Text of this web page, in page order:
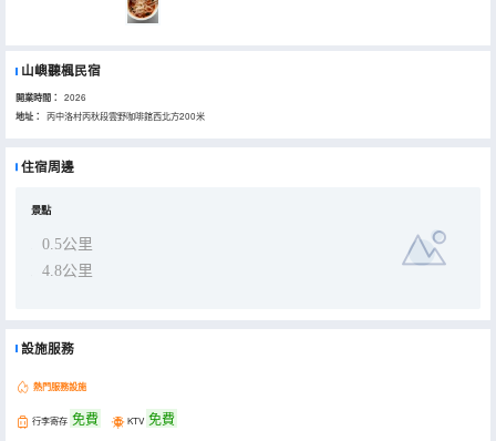
山嶼聽楓民宿
開業時間： 2026
地址： 丙中洛村丙秋段雲野咖啡館西北方200米
住宿周邊
景點
0.5公里
4.8公里
設施服務
熱門服務設施
行李寄存 免費 KTV 免費